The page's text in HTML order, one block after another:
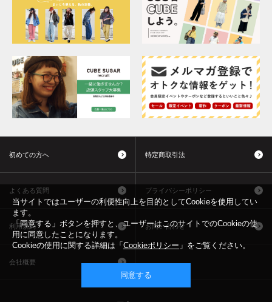
初めての方へ 特定商取引法
よくある質問 プライバシーポリシー
利用規約 お問い合わせ
会社概要
当サイトではユーザーの利便性向上を目的としてCookieを使用してい
ます。
「同意する」ボタンを押すと、ユーザーはこのサイトでのCookieの使
用に同意したことになります。
Cookieの使用に関する詳細は「 Cookieポリシー 」をご覧ください。
同意する